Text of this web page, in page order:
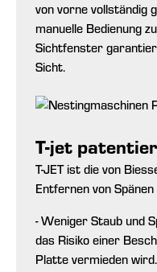
von vorne vollständig
manuelle Bedienung
Sichtfenster
Sicht.
T-jet
T-JET ist die von
Entfernen von
- Weniger Staub und
das Risiko einer
Platte vermieden wird.